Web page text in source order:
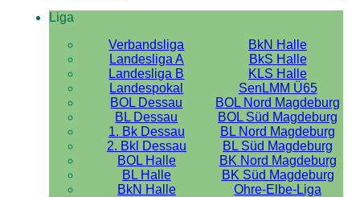
Liga
Verbandsliga
BkN Halle
Landesliga A
BkS Halle
Landesliga B
KLS Halle
Landespokal
SenLMM Ü65
BOL Dessau
BOL Nord Magdeburg
BL Dessau
BOL Süd Magdeburg
1. Bk Dessau
BL Nord Magdeburg
2. Bkl Dessau
BL Süd Magdeburg
BOL Halle
BK Nord Magdeburg
BL Halle
BK Süd Magdeburg
BkN Halle
Ohre-Elbe-Liga